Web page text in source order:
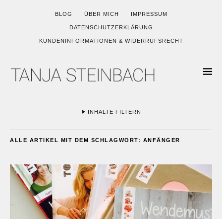
BLOG ÜBER MICH IMPRESSUM
DATENSCHUTZERKLÄRUNG
KUNDENINFORMATIONEN & WIDERRUFSRECHT
INHALTE FILTERN
ALLE ARTIKEL MIT DEM SCHLAGWORT: ANFÄNGER